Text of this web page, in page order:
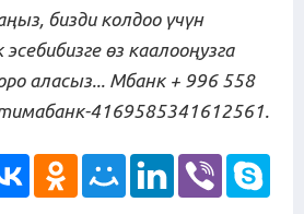
бизди колдоо үчүн
өз каалооңузга
аласыз... Мбанк + 996 558
4169585341612561.